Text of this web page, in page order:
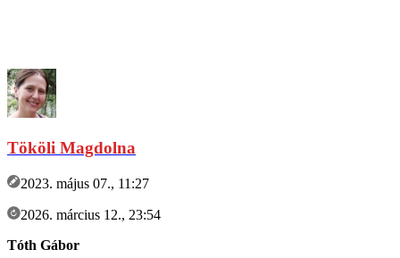
Tököli Magdolna
2023. május 07., 11:27
2026. március 12., 23:54
Tóth Gábor